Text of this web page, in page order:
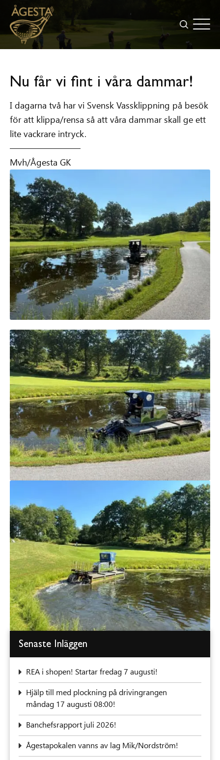
Nu får vi fint i våra dammar!
I dagarna två har vi Svensk Vassklippning på besök
för att klippa/rensa så att våra dammar skall ge ett
lite vackrare intryck.
————————
Mvh/Ågesta GK
Senaste Inläggen
REA i shopen! Startar fredag 7 augusti!
‍Hjälp till med plockning på drivingrangen
måndag 17 augusti 08:00!
Banchefsrapport juli 2026!
Ågestapokalen vanns av lag Mik/Nordström!